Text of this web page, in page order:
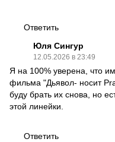
Ответить
Юля Сингур
12.05.2026 в 23:49
Я на 100% уверена, что
фильма "Дьявол- носит
буду брать их снова, но
этой линейки.
Ответить